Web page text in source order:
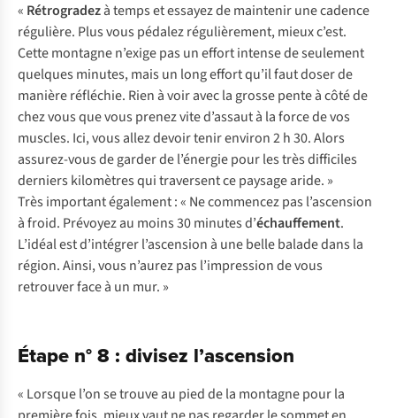
« Rétrogradezà temps et essayez de maintenir une cadence
régulière. Plus vous pédalez régulièrement, mieux c’est.
Cette montagne n’exige pas un effort intense de seulement
quelques minutes, mais un long effort qu’il faut doser de
manière réfléchie. Rien à voir avec la grosse pente à côté de
chez vous que vous prenez vite d’assaut à la force de vos
muscles. Ici, vous allez devoir tenir environ 2 h 30. Alors
assurez-vous de garder de l’énergie pour les très difficiles
derniers kilomètres qui traversent ce paysage aride. »
Très important également : « Ne commencez pas l’ascension
à froid. Prévoyez au moins 30 minutes d’échauffement.
L’idéal est d’intégrer l’ascension à une belle balade dans la
région. Ainsi, vous n’aurez pas l’impression de vous
retrouver face à un mur. »
Étape n° 8 : divisez l’ascension
« Lorsque l’on se trouve au pied de la montagne pour la